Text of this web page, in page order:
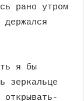
рано утром
я бы
зеркальце